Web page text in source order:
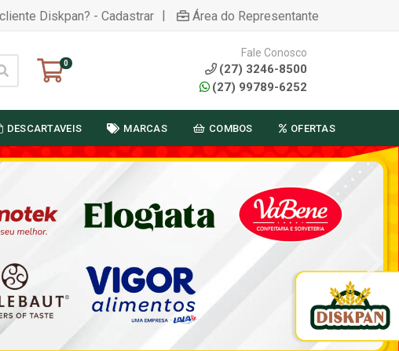
Diskpan? - Cadastrar | Área do Representante
0
Fale Conosco
(27) 3246-8500
(27) 99789-6252
DESCARTAVEIS MARCAS COMBOS OFERTAS